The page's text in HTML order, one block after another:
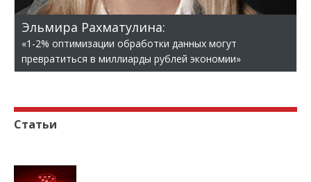
Эльмира Рахматулина:
«1-2% оптимизации обработки данных могут
превратиться в миллиарды рублей экономии»
Статьи